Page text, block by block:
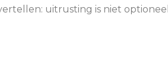
uitrusting is niet